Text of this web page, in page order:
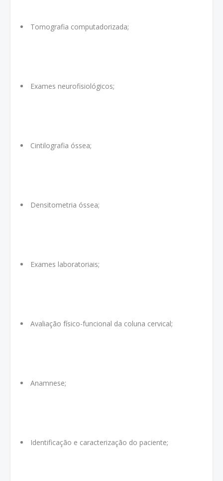
Tomografia computadorizada;
Exames neurofisiológicos;
Cintilografia óssea;
Densitometria óssea;
Exames laboratoriais;
Avaliação físico-funcional da coluna cervical;
Anamnese;
Identificação e caracterização do paciente;